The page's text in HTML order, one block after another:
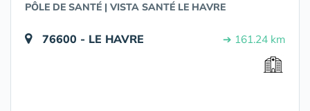
PÔLE DE SANTÉ | VISTA SANTÉ LE HAVRE
76600 - LE HAVRE ➔ 161.24 km